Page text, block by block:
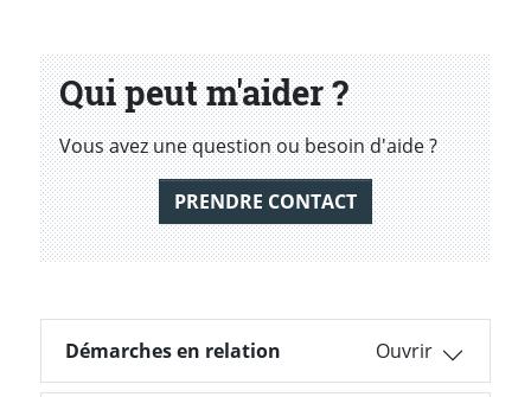
Qui peut m'aider ?
Vous avez une question ou besoin d'aide ?
PRENDRE CONTACT
Démarches en relation
Démarches en relation